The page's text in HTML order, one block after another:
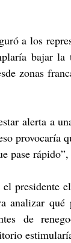
a los
bajar
zonas
alerta a
provocaría
pase
presidente
qué
de